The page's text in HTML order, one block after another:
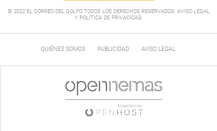
© 2022 EL CORREO DEL GOLFO TODOS LOS DERECHOS RESERVADOS. AVISO LEGAL
Y POLÍTICA DE PRIVACIDAD.
QUIÉNES SOMOS PUBLICIDAD AVISO LEGAL